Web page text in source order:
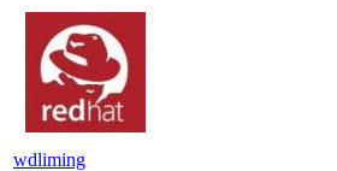
wdliming